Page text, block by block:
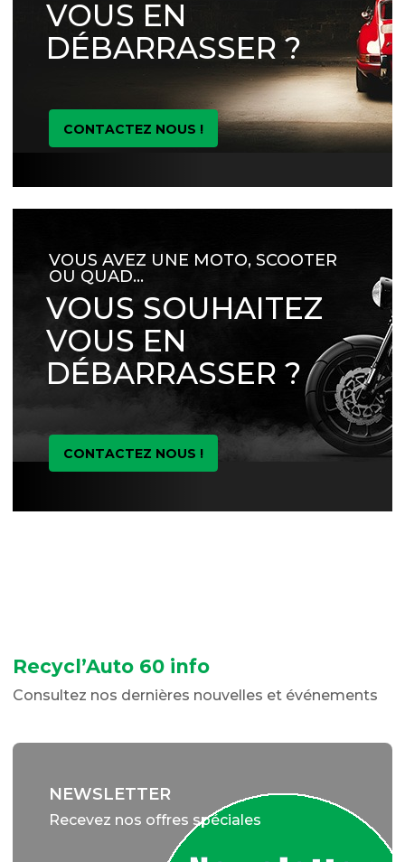
VOUS EN
DÉBARRASSER ?
CONTACTEZ NOUS !
VOUS AVEZ UNE MOTO, SCOOTER
OU QUAD…
VOUS SOUHAITEZ
VOUS EN
DÉBARRASSER ?
CONTACTEZ NOUS !
Recycl’Auto 60 info
Consultez nos dernières nouvelles et événements
NEWSLETTER
Recevez nos offres spéciales